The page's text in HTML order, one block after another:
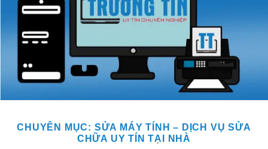
CHUYÊN MỤC: SỬA MÁY TÍNH – DỊCH VỤ SỬA
CHỮA UY TÍN TẠI NHÀ